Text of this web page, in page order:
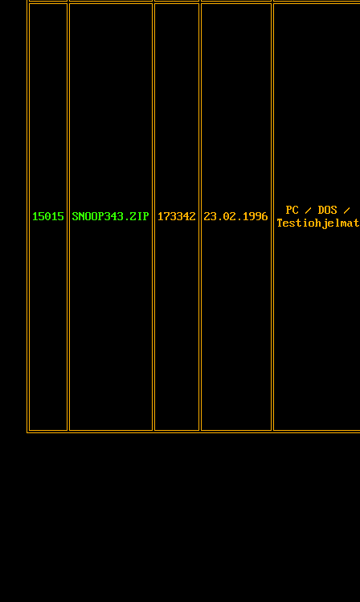
15015 SNOOP343.ZIP 173342 23.02.1996
PC / DOS /
Testiohjelmat